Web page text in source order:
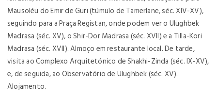
Mausoléu do Emir de Guri (túmulo de Tamerlane, séc. XIV-XV),
seguindo para a Praça Registan, onde podem ver o Ulughbek
Madrasa (séc. XV), o Shir-Dor Madrasa (séc. XVII) e a Tilla-Kori
Madrasa (séc. XVII). Almoço em restaurante local. De tarde,
visita ao Complexo Arquitetónico de Shakhi-Zinda (séc. IX-XV),
e, de seguida, ao Observatório de Ulughbek (séc. XV).
Alojamento.